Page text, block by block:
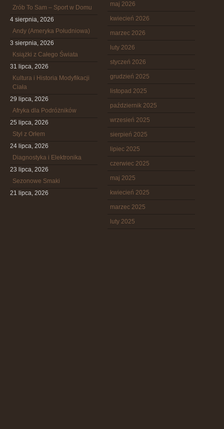
Zrób To Sam – Sport w Domu
4 sierpnia, 2026
Andy (Ameryka Południowa)
3 sierpnia, 2026
Książki z Całego Świata
31 lipca, 2026
Kultura i Historia Modyfikacji
Ciała
29 lipca, 2026
Afryka dla Podróżników
25 lipca, 2026
Styl z Orłem
24 lipca, 2026
Diagnostyka i Elektronika
23 lipca, 2026
Sezonowe Smaki
21 lipca, 2026
maj 2026
kwiecień 2026
marzec 2026
luty 2026
styczeń 2026
grudzień 2025
listopad 2025
październik 2025
wrzesień 2025
sierpień 2025
lipiec 2025
czerwiec 2025
maj 2025
kwiecień 2025
marzec 2025
luty 2025